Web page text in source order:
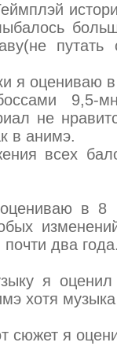
я оцениваю
9,5-
не
в анимэ.
всех
в 8
два
я
хотя
сюжет я